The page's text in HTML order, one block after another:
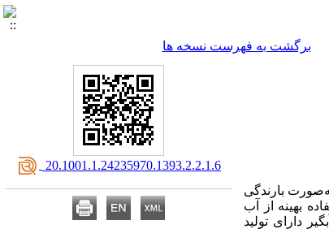
برگشت به فهرست نسخه ها
بارندگی
بهینه از آب
دارای تولید
‎ 20.1001.1.24235970.1393.2.2.1.6